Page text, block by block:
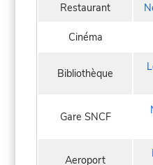
Restaurant
Cinéma
Bibliothèque
Gare SNCF
Aeroport